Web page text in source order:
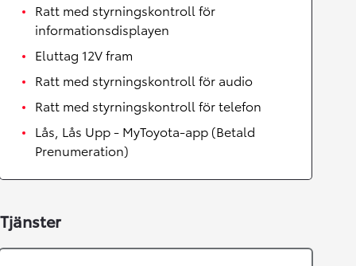
Ratt med styrningskontroll för
informationsdisplayen
Eluttag 12V fram
Ratt med styrningskontroll för audio
Ratt med styrningskontroll för telefon
Lås, Lås Upp - MyToyota-app (Betald
Prenumeration)
Tjänster